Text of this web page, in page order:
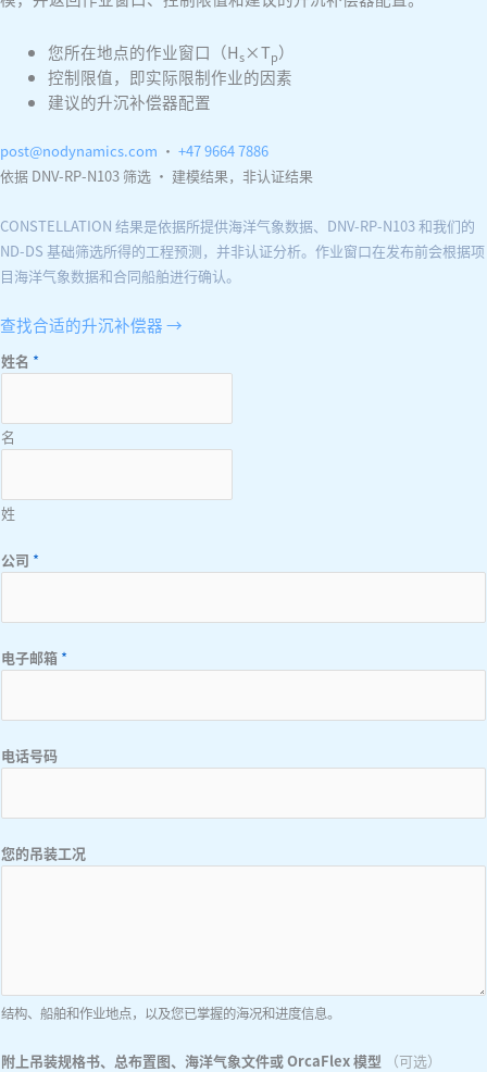
您所在地点的作业窗口（Hs×Tp）
控制限值，即实际限制作业的因素
建议的升沉补偿器配置
post@nodynamics.com · +47 9664 7886
依据 DNV-RP-N103 筛选 · 建模结果，非认证结果
CONSTELLATION 结果是依据所提供海洋气象数据、DNV-RP-N103 和我们的
ND-DS 基础筛选所得的工程预测，并非认证分析。作业窗口在发布前会根据项
目海洋气象数据和合同船舶进行确认。
查找合适的升沉补偿器 →
姓名 *
名
姓
公司 *
电子邮箱 *
电话号码
您的吊装工况
结构、船舶和作业地点，以及您已掌握的海况和进度信息。
附上吊装规格书、总布置图、海洋气象文件或 OrcaFlex 模型 （可选）